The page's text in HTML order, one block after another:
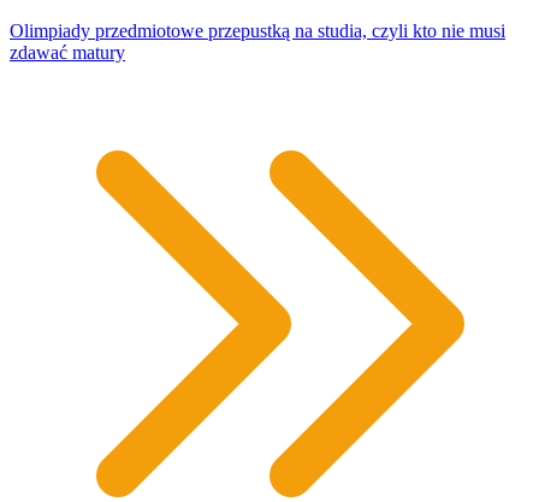
Olimpiady przedmiotowe przepustką na studia, czyli kto nie musi
zdawać matury